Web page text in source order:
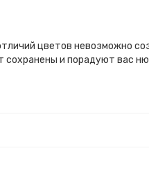
цветов невозможно
сохранены и порадуют вас